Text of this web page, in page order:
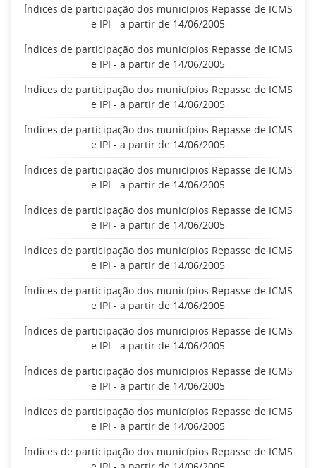
Índices de participação dos municípios Repasse de ICMS
e IPI - a partir de 14/06/2005
Índices de participação dos municípios Repasse de ICMS
e IPI - a partir de 14/06/2005
Índices de participação dos municípios Repasse de ICMS
e IPI - a partir de 14/06/2005
Índices de participação dos municípios Repasse de ICMS
e IPI - a partir de 14/06/2005
Índices de participação dos municípios Repasse de ICMS
e IPI - a partir de 14/06/2005
Índices de participação dos municípios Repasse de ICMS
e IPI - a partir de 14/06/2005
Índices de participação dos municípios Repasse de ICMS
e IPI - a partir de 14/06/2005
Índices de participação dos municípios Repasse de ICMS
e IPI - a partir de 14/06/2005
Índices de participação dos municípios Repasse de ICMS
e IPI - a partir de 14/06/2005
Índices de participação dos municípios Repasse de ICMS
e IPI - a partir de 14/06/2005
Índices de participação dos municípios Repasse de ICMS
e IPI - a partir de 14/06/2005
Índices de participação dos municípios Repasse de ICMS